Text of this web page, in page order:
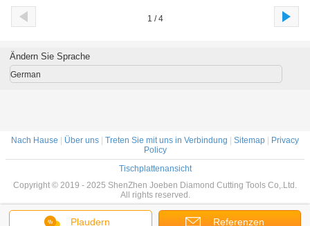
1 / 4
Plaudern Referenzen
Ändern Sie Sprache
German
Nach Hause Über uns Treten Sie mit uns in Verbindung Sitemap
Privacy
Policy
Tischplattenansicht
Copyright © 2019 - 2025 ShenZhen Joeben Diamond Cutting Tools Co,.Ltd.
All rights reserved.